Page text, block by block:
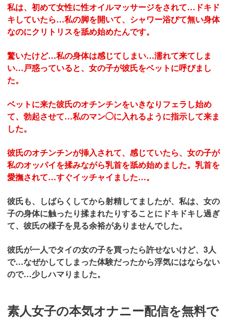
私は、初めて女性に性オイルマッサージをされて…ドキド
キしていたら…私の脚を開いて、シャワー浴びて無い身体
なのにクリトリスを舐め始めたんです。
驚いたけど…私の身体は感じてしまい…濡れて来てしま
い…戸惑っていると、女の子が彼氏をベットに呼びまし
た。
ベットに来た彼氏のオチンチンをいきなりフェラし始め
て、勃起させて…私のマン◯に入れるように指示して来ま
した。
彼氏のオチンチンが挿入されて、感じていたら、女の子が
私のオッパイを揉みながら乳首を舐め始めました。乳首を
愛撫されて…すぐイッチャイました…。
彼氏も、しばらくしてから射精してましたが、私は、女の
子の身体に触ったり揉まれたりすることにドキドキし過ぎ
て、彼氏の様子を見る余裕がありませんでした。
彼氏が一人でタイの女の子を買ったら許せないけど、3人
で…なぜかしてしまった体験だったから浮気にはならない
ので…少しハマりました。
素人女子の本気オナニー配信を無料で